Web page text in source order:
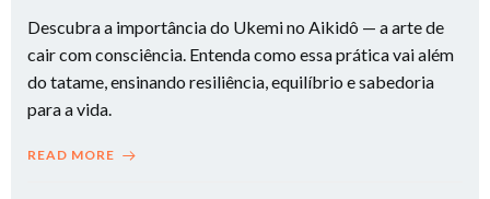
Descubra a importância do Ukemi no Aikidô — a arte de
cair com consciência. Entenda como essa prática vai além
do tatame, ensinando resiliência, equilíbrio e sabedoria
para a vida.
READ MORE